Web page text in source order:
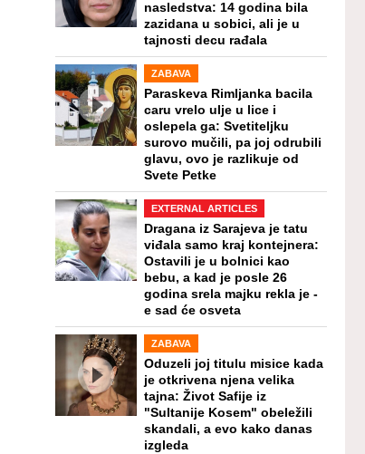
nasledstva: 14 godina bila
zazidana u sobici, ali je u
tajnosti decu rađala
ZABAVA
Paraskeva Rimljanka bacila
caru vrelo ulje u lice i
oslepela ga: Svetiteljku
surovo mučili, pa joj odrubili
glavu, ovo je razlikuje od
Svete Petke
EXTERNAL ARTICLES
Dragana iz Sarajeva je tatu
viđala samo kraj kontejnera:
Ostavili je u bolnici kao
bebu, a kad je posle 26
godina srela majku rekla je -
e sad će osveta
ZABAVA
Oduzeli joj titulu misice kada
je otkrivena njena velika
tajna: Život Safije iz
"Sultanije Kosem" obeležili
skandali, a evo kako danas
izgleda